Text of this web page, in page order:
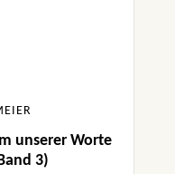
unserer Worte
3)